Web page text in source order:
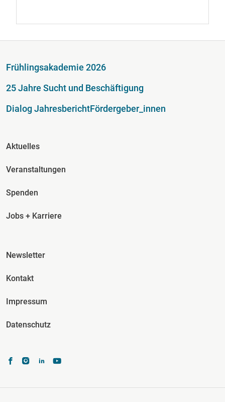
Fußzeile
Frühlingsakademie 2026
25 Jahre Sucht und Beschäftigung
Dialog JahresberichtFördergeber_innen
Fusszeile Spalte 2
Aktuelles
Veranstaltungen
Spenden
Jobs + Karriere
Fusszeile Spalte 3
Newsletter
Kontakt
Impressum
Datenschutz